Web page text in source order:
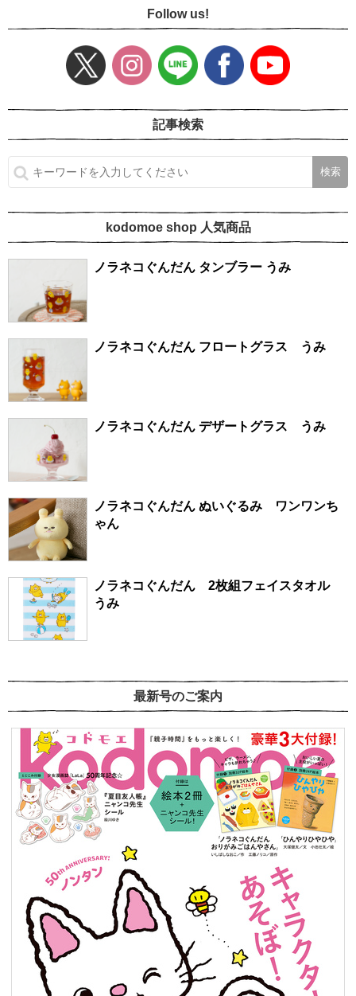
Follow us!
記事検索
kodomoe shop 人気商品
ノラネコぐんだん タンブラー うみ
ノラネコぐんだん フロートグラス うみ
ノラネコぐんだん デザートグラス うみ
ノラネコぐんだん ぬいぐるみ ワンワンち
ゃん
ノラネコぐんだん 2枚組フェイスタオル
うみ
最新号のご案内